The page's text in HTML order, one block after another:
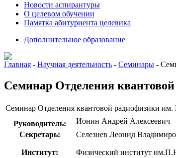
Новости аспирантуры
О целевом обучении
Памятка абитуриента целевика
Дополнительное образование
Главная - Научная деятельность - Семинары -
Семинар Отделения
Семинар Отделения квантовой радиофизики им.
Руководитель:
Ионин Андрей Алексеевич
Секретарь:
Селезнев Леонид
Институт:
Физический институт